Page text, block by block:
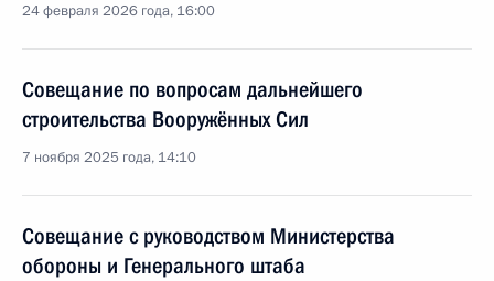
24 февраля 2026 года, 16:00
Совещание по вопросам дальнейшего
строительства Вооружённых Сил
7 ноября 2025 года, 14:10
Совещание с руководством Министерства
обороны и Генерального штаба